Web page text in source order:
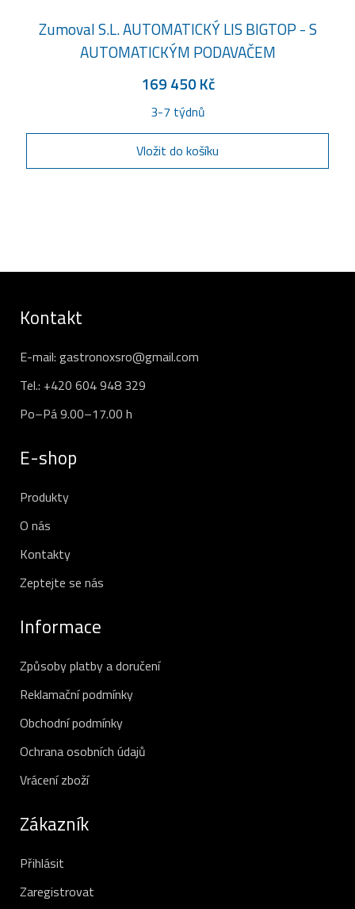
Zumoval S.L. AUTOMATICKÝ LIS BIGTOP - S
AUTOMATICKÝM PODAVAČEM
169 450 Kč
3-7 týdnů
Vložit do košíku
Kontakt
E-mail: gastronoxsro@gmail.com
Tel.: +420 604 948 329
Po–Pá 9.00–17.00 h
E-shop
Produkty
O nás
Kontakty
Zeptejte se nás
Informace
Způsoby platby a doručení
Reklamační podmínky
Obchodní podmínky
Ochrana osobních údajů
Vrácení zboží
Zákazník
Přihlásit
Zaregistrovat